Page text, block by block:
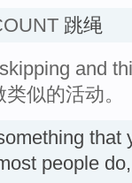
跳绳
and
似的活动。
that
people